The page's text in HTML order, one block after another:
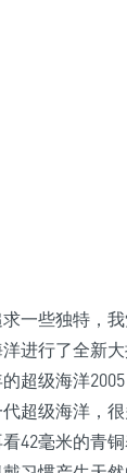
一些独特，
进行了全新
超级海洋
超级海洋，
42毫米的青